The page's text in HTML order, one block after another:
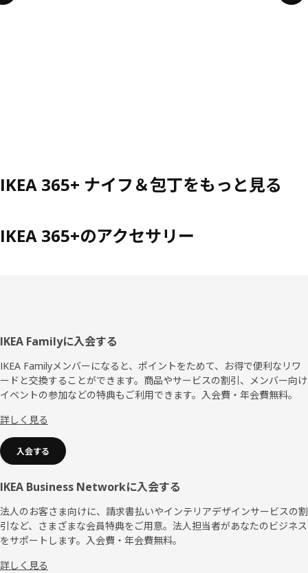
IKEA 365+ ナイフ＆包丁をもっと見る
IKEA 365+のアクセサリー
フ
ッ
タ
IKEA Familyに入会する
IKEA Familyメンバーになると、ポイントをためて、お得で便利なリワ
ードと交換することができます。商品やサービスの割引、メンバー向け
イベントの参加などの特典もご利用できます。入会費・年会費無料。
詳しく見る
入会する
IKEA Business Networkに入会する
法人のお客さま向けに、請求書払いやインテリアデザインサービスの割
引など、さまざまな会員特典をご用意。法人担当者があなたのビジネス
をサポートします。入会費・年会費無料。
詳しく見る